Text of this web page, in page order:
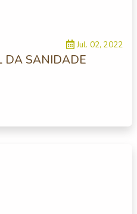
Jul. 02, 2022
DA SANIDADE